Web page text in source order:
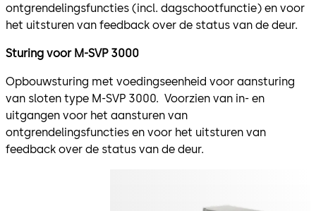
ontgrendelingsfuncties (incl. dagschootfunctie) en voor
het uitsturen van feedback over de status van de deur.
Sturing voor M-SVP 3000
Opbouwsturing met voedingseenheid voor aansturing
van sloten type M-SVP 3000. Voorzien van in- en
uitgangen voor het aansturen van
ontgrendelingsfuncties en voor het uitsturen van
feedback over de status van de deur.